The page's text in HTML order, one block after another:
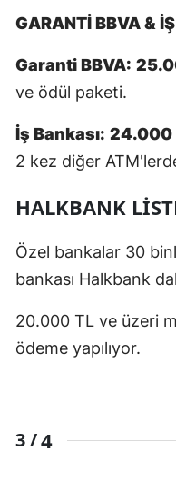
GARANTİ BBVA &
Garanti BBVA:
ve ödül paketi.
İş Bankası: 24.000
2 kez diğer
HALKBANK
Özel bankalar 30
bankası Halkbank
20.000 TL ve üzeri
ödeme yapılıyor.
3 /4